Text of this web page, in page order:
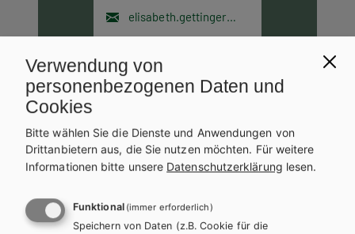
elisabeth.gettinger@hpt.at
Lektorat
Mag. Dr. Elisabeth
Reisenhofer
+ 43 1 403 77 77 151
Verwendung von
personenbezogenen Daten und
Cookies
Bitte wählen Sie die Dienste und Anwendungen von
Drittanbietern aus, die Sie nutzen möchten. Für weitere
Informationen bitte unsere Datenschutzerklärung lesen.
Funktional (immer erforderlich)
Speichern von Daten (z.B. Cookie für die